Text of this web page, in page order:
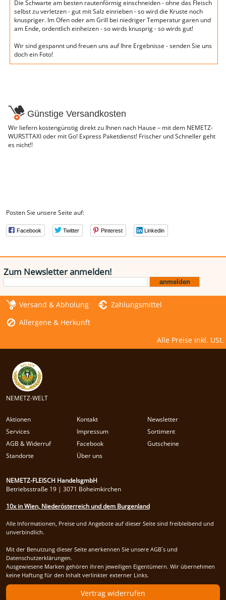
Die Schwarte am besten rautenförmig einschneiden - ohne das Fleisch
selbst zu verletzen - gut mit Salz einrieben - so wird die Kruste noch
knuspriger. Im Ofen oder am Grill bei niedriger Temperatur garen und
am Ende, ordentlich einheizen - so wirds knusprig - so wirds gut!
Wir sind gespannt und freuen uns auf Ihre Ergebnisse - senden Sie uns
doch ein Foto!
Günstige Versandkosten
Wir liefern kostengünstig direkt zu Ihnen nach Hause – mit dem NEMETZ-
WURSTTAXI oder mit Go! Express Paketdienst! Frischer und Schneller geht
es nicht!!
Posten Sie unsere Seite auf:
Facebook Twitter Pinterest Linkedin
Zum Newsletter anmelden!
Versand & Abholung
Zahlungsmittel
Allergene & Herkunft
Alle Preise inkl. USt.
NEMETZ-WELT
Aktionen Kontakt
Newsletter
Services
Impressum
Sortiment
AGB & Widerruf
Facebook
Gutscheine
Standorte
Über uns
NEMETZ-FLEISCH HandelsgmbH
Betriebsstraße 19 | 3071 Böheimkirchen
10x in Wien, Niederösterreich und dem Burgenland
Alle Informationen, Preise und Angebote auf dieser Seite sind freibleibend und
unverbindlich.
Mit der Benutzung dieser Seite anerkennen Sie unsere AGB´s und
Datenschutzerklärungen.
Ausgewiesene Marken gehören ihren jeweiligen Eigentümern. Wir übernehmen
keine Haftung für den Inhalt verlinkter externer Links.
Vertrag widerrufen